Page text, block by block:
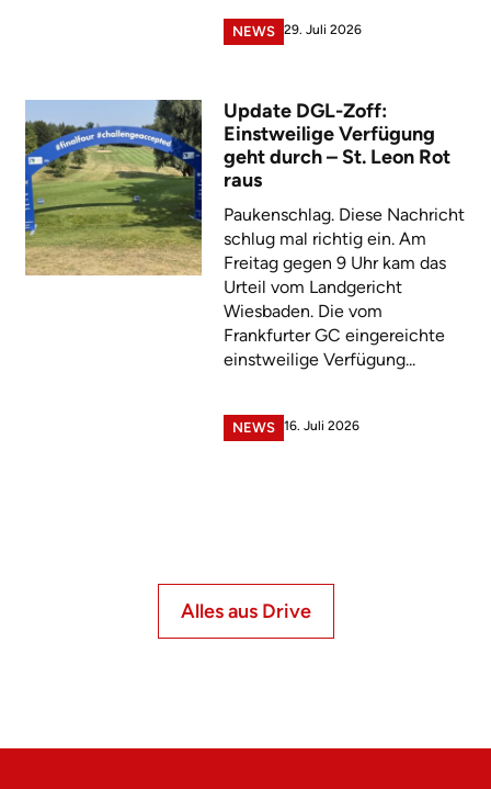
NEWS 29. Juli 2026
Update DGL-Zoff:
Einstweilige Verfügung
geht durch – St. Leon Rot
raus
Paukenschlag. Diese Nachricht
schlug mal richtig ein. Am
Freitag gegen 9 Uhr kam das
Urteil vom Landgericht
Wiesbaden. Die vom
Frankfurter GC eingereichte
einstweilige Verfügung...
NEWS 16. Juli 2026
Alles aus Drive